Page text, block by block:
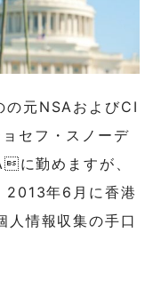
の元NSAおよびCI
セフ・スノーデ
に勤めますが、
2013年6月に香港
人情報収集の手口